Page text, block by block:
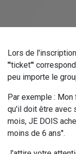
Lors de
'''ticket'''
peu importe le
Par exemple :
qu'il doit être avec
mois, JE DOIS
moins de 6 ans''.